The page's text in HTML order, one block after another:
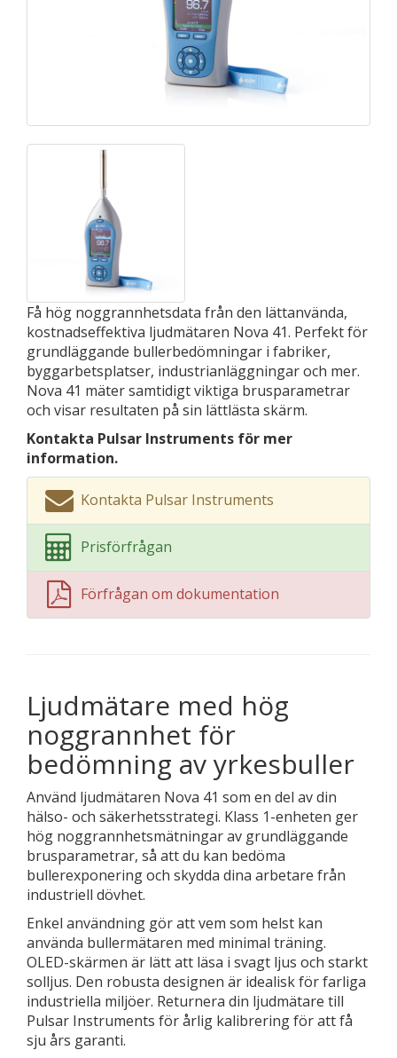
Få hög noggrannhetsdata från den lättanvända,
kostnadseffektiva ljudmätaren Nova 41. Perfekt för
grundläggande bullerbedömningar i fabriker,
byggarbetsplatser, industrianläggningar och mer.
Nova 41 mäter samtidigt viktiga brusparametrar
och visar resultaten på sin lättlästa skärm.
Kontakta Pulsar Instruments för mer
information.
Kontakta Pulsar Instruments
Prisförfrågan
Förfrågan om dokumentation
Ljudmätare med hög
noggrannhet för
bedömning av yrkesbuller
Använd ljudmätaren Nova 41 som en del av din
hälso- och säkerhetsstrategi. Klass 1-enheten ger
hög noggrannhetsmätningar av grundläggande
brusparametrar, så att du kan bedöma
bullerexponering och skydda dina arbetare från
industriell dövhet.
Enkel användning gör att vem som helst kan
använda bullermätaren med minimal träning.
OLED-skärmen är lätt att läsa i svagt ljus och starkt
solljus. Den robusta designen är idealisk för farliga
industriella miljöer. Returnera din ljudmätare till
Pulsar Instruments för årlig kalibrering för att få
sju års garanti.